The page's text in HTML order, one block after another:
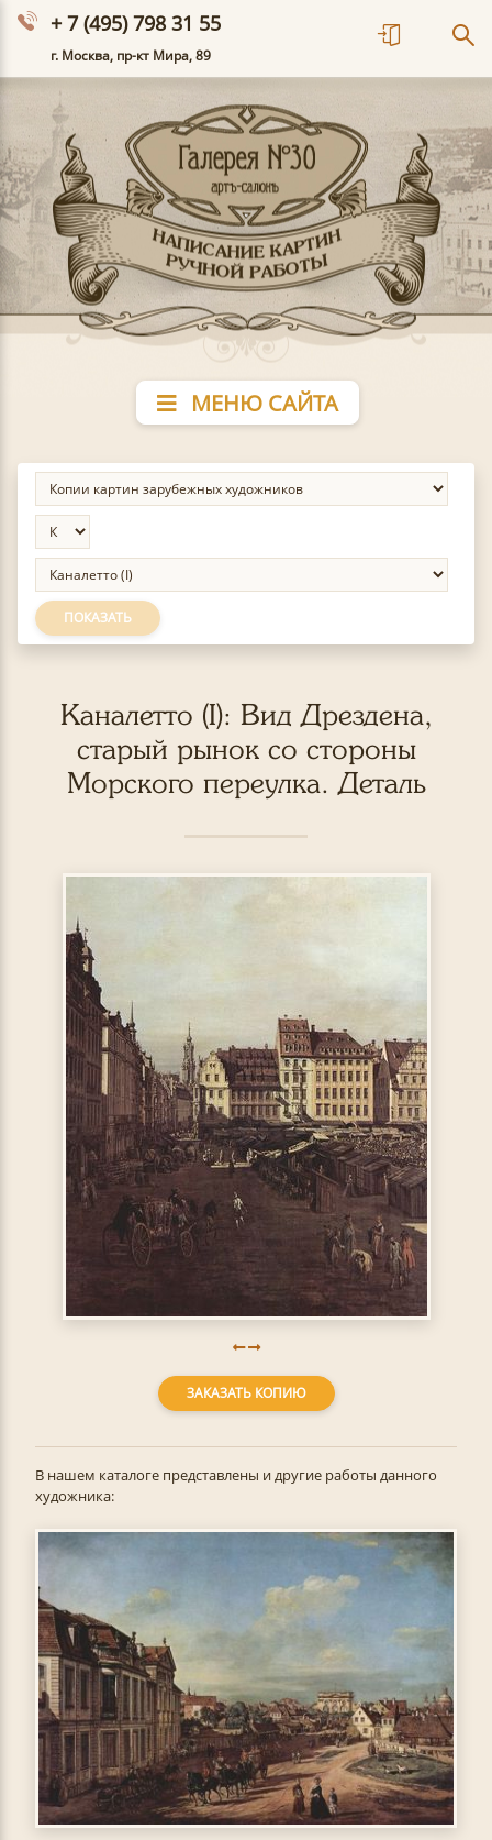
+ 7 (495) 798 31 55
г. Москва, пр-кт Мира, 89
МЕНЮ САЙТА
ПОКАЗАТЬ
Каналетто (I): Вид Дрездена,
старый рынок со стороны
Морского переулка. Деталь
ЗАКАЗАТЬ КОПИЮ
В нашем каталоге представлены и другие работы данного
художника: